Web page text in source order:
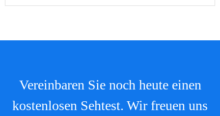
Vereinbaren Sie noch heute einen
kostenlosen Sehtest. Wir freuen uns